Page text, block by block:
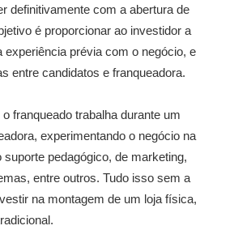
definitivamente com a abertura de
é proporcionar ao investidor a
experiência prévia com o negócio, e
entre candidatos e franqueadora.
franqueado trabalha durante um
experimentando o negócio na
suporte pedagógico, de marketing,
entre outros. Tudo isso sem a
na montagem de um loja física,